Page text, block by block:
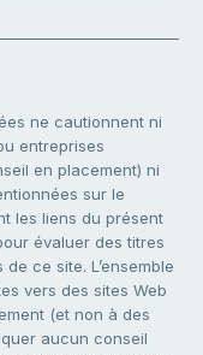
ne cautionnent ni
entreprises
en placement) ni
sur le
les liens du présent
évaluer des titres
ce site. L’ensemble
vers des sites Web
(et non à des
aucun conseil